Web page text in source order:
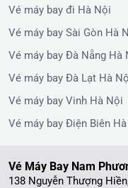
Vé máy bay đi Hà Nội
Vé máy bay Sài Gòn Hà
Vé máy bay Đà Nẵng Hà
Vé máy bay Đà Lạt Hà
Vé máy bay Vinh Hà Nội
Vé máy bay Điện Biên
Vé Máy Bay Nam
138 Nguyễn Thượng